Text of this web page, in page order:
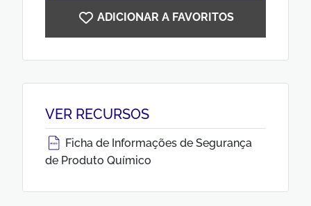
ADICIONAR A FAVORITOS
VER RECURSOS
Ficha de Informações de Segurança
de Produto Químico